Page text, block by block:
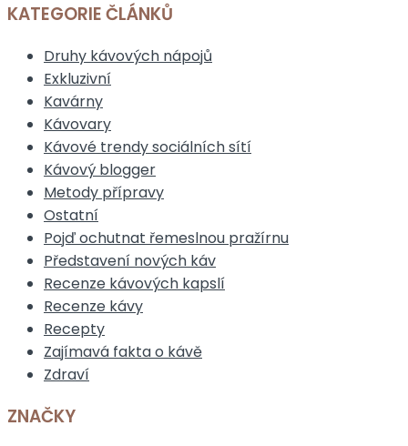
KATEGORIE ČLÁNKŮ
Druhy kávových nápojů
Exkluzivní
Kavárny
Kávovary
Kávové trendy sociálních sítí
Kávový blogger
Metody přípravy
Ostatní
Pojď ochutnat řemeslnou pražírnu
Představení nových káv
Recenze kávových kapslí
Recenze kávy
Recepty
Zajímavá fakta o kávě
Zdraví
ZNAČKY